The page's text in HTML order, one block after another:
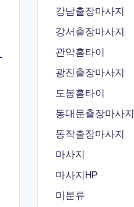
강남출장마사지
강서출장마사지
관악홈타이
광진출장마사지
도봉홈타이
동대문출장마사지
동작출장마사지
마사지
마사지HP
미분류